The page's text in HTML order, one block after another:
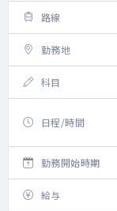
路線
勤務地
科目
日程/時間
勤務開始時期
給与